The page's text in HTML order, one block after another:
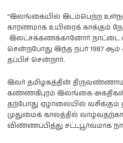
“இலங்கையில் இடம்பெற்ற
காரணமாக உயிரைக் காக்கும்
இலட்சக்கணக்கானோர் நாட்டை
சென்றபோது இந்த நபர் 1987 ஆம்
தப்பிச் சென்றார்.
இவர் தமிழகத்தின்
கண்ணகிபுரம் இலங்கை அகதிகள்
தற்போது ஏழாலையில்
முதுமைக் காலத்தில்
விண்ணப்பித்து சட்டபூர்வமாக